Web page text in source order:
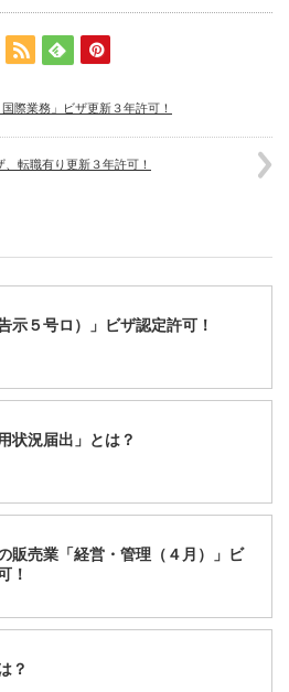
際業務」ビザ更新３年許可！
、転職有り更新３年許可！
示５号ロ）」ビザ認定許可！
状況届出」とは？
販売業「経営・管理（４月）」ビ
！
？